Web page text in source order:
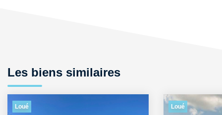
Les biens similaires
Loué Loué